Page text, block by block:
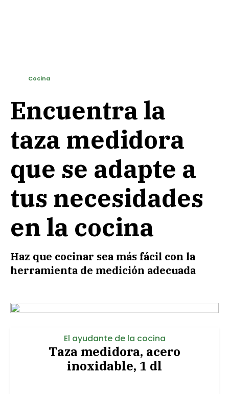
Encuentra la
taza medidora
que se adapte a
tus necesidades
en la cocina
Haz que cocinar sea más fácil con la
herramienta de medición adecuada
Cocina
El ayudante de la cocina
Taza medidora, acero
inoxidable, 1 dl